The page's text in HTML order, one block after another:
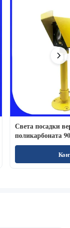
Света посадки
поликарбоната